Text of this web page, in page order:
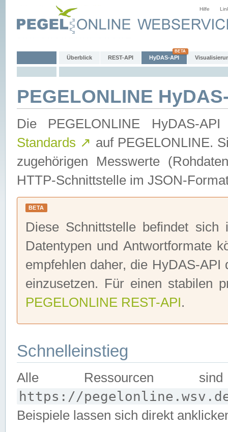
Hilfe
Überblick REST-API HyDAS-API
PEGELONLINE
Die PEGELONLINE HyDAS-
Standards ↗ auf PEGELONLINE.
zugehörigen Messwerte
HTTP-Schnittstelle im JSON-
BETA
Diese Schnittstelle befindet
Datentypen und Antwortformate
empfehlen daher, die HyDAS-
einzusetzen. Für einen stabilen
PEGELONLINE REST-API.
Schnelleinstieg
Alle Ressourcen
https://
Beispiele lassen sich direkt